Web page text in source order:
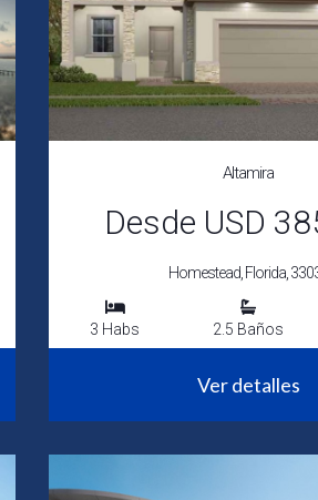
Altamira
Desde USD
Homestead, Florida,
3 Habs 2.5 Baños
Ver detalles